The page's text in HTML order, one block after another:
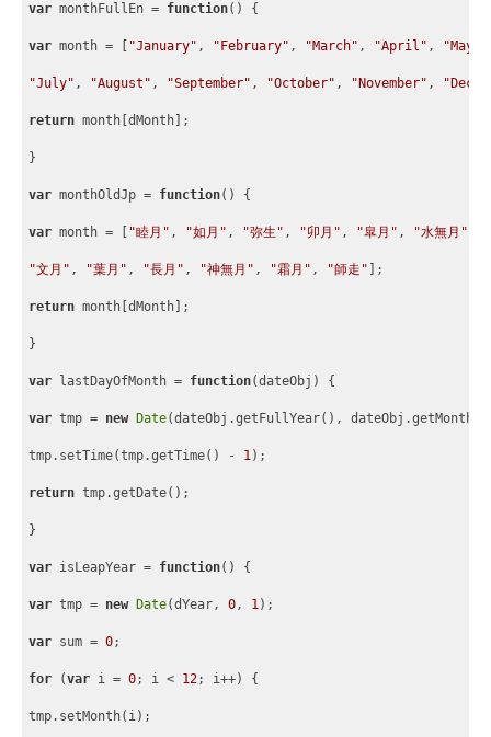
var monthFullEn = function( ) {
var month = "January" , "February" , "March" , "April" , "May"
"July" , "August" , "September" , "October" , "November" ,
return month [dMonth ;
}
var monthOldJp = function( ) {
var month = "睦月" , "如月" , "弥生" , "卯月" , "皐月" , "水無月"
"文月" , "葉月" , "長月" , "神無月" , "霜月" , "師走" ;
return month [dMonth ;
}
var lastDayOfMonth = function(dateObj ) {
var tmp = new Date(dateObj.getFullYear(),
tmp.setTime(tmp.getTime() - 1);
return tmp.getDate();
}
var isLeapYear = function( ) {
var tmp = new Date(dYear, 0, 1);
var sum = 0;
for (var i = 0; i < 12; i++) {
tmp.setMonth(i);